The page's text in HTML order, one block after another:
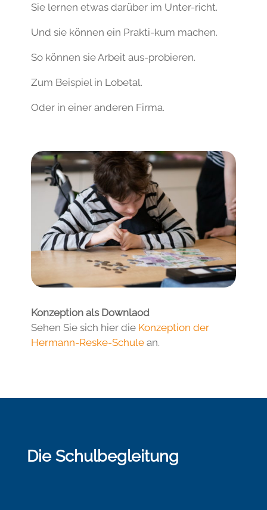
Sie lernen etwas darüber im Unter-richt.
Und sie können ein Prakti-kum machen.
So können sie Arbeit aus-probieren.
Zum Beispiel in Lobetal.
Oder in einer anderen Firma.
Konzeption als Downlaod
Sehen Sie sich hier die Konzeption der
Hermann-Reske-Schule an.
Die Schulbegleitung